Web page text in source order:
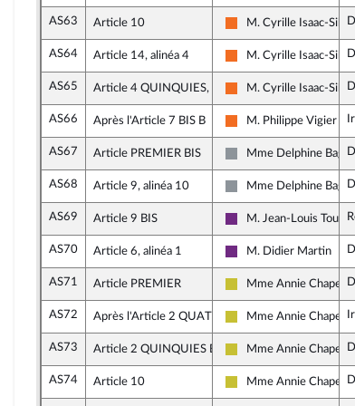
AS63 Article 10
Mouvement
M. Cyrille Isaac-
AS64 Article 14, alinéa 4
Mouvement
M. Cyrille Isaac-
AS65 Article 4 QUINQUIES, alinéa 3
Mouvement
M. Cyrille Isaac-
AS66 Après l'Article 7 BIS B
Mouvement
M. Philippe Vigier
AS67 Article PREMIER BIS
Non inscrit
Mme Delphine
AS68 Article 9, alinéa 10
Non inscrit
Mme Delphine
AS69 Article 9 BIS
La République en
M. Jean-Louis
AS70 Article 6, alinéa 1
La République en
M. Didier Martin
AS71 Article PREMIER
Agir ensemble
Mme Annie
AS72 Après l'Article 2 QUATER
Agir ensemble
Mme Annie
AS73 Article 2 QUINQUIES B
Agir ensemble
Mme Annie
AS74 Article 10
Agir ensemble
Mme Annie